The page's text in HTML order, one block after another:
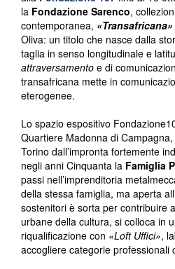
la Fondazione Sarenco,
contemporanea, «Transafricana»
Oliva: un titolo che nasce dalla
taglia in senso longitudinale e
attraversamento e di
transafricana mette in
eterogenee.
Lo spazio espositivo
Quartiere Madonna di
Torino dall’impronta fortemente
negli anni Cinquanta la Famiglia
passi nell’imprenditoria
della stessa famiglia, ma aperta
sostenitori è sorta per contribuire
urbane della cultura, si colloca in
riqualificazione con «Loft Uffici»,
accogliere categorie professionali